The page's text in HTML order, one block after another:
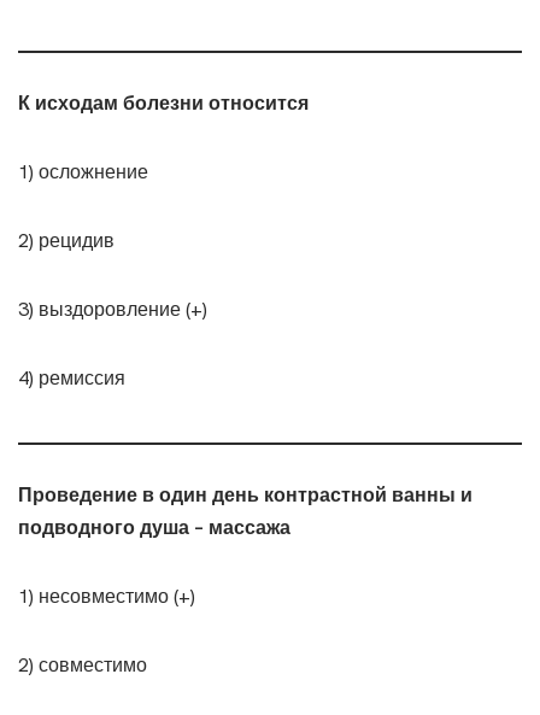
К исходам болезни относится
1) осложнение
2) рецидив
3) выздоровление (+)
4) ремиссия
Проведение в один день контрастной ванны и
подводного душа – массажа
1) несовместимо (+)
2) совместимо